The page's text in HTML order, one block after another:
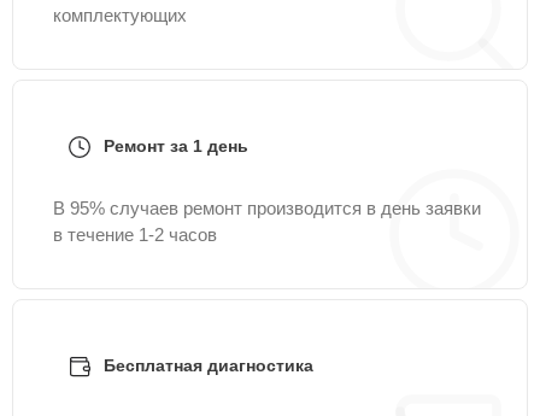
комплектующих
Ремонт за 1 день
В 95% случаев ремонт производится в день заявки
в течение 1-2 часов
Бесплатная диагностика